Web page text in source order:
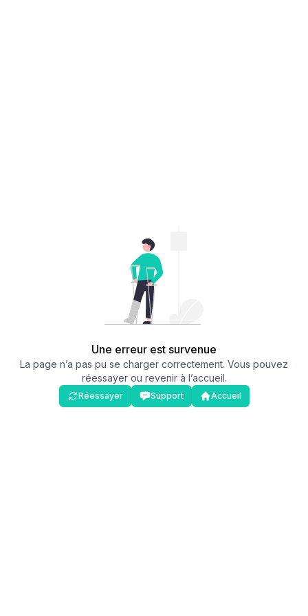
Une erreur est survenue
La page n’a pas pu se charger correctement. Vous pouvez
réessayer ou revenir à l’accueil.
Réessayer Support Accueil